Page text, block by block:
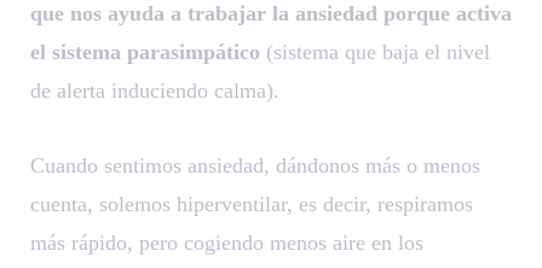
que nos ayuda a trabajar la ansiedad porque activa
el sistema parasimpático (sistema que baja el nivel
de alerta induciendo calma).
Cuando sentimos ansiedad, dándonos más o menos
cuenta, solemos hiperventilar, es decir, respiramos
más rápido, pero cogiendo menos aire en los